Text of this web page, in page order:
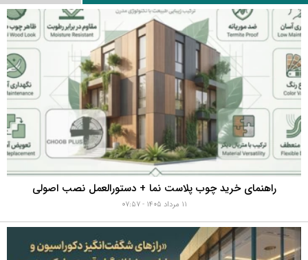
راهنمای خرید چوب پلاست نما + دستورالعمل نصب اصولی